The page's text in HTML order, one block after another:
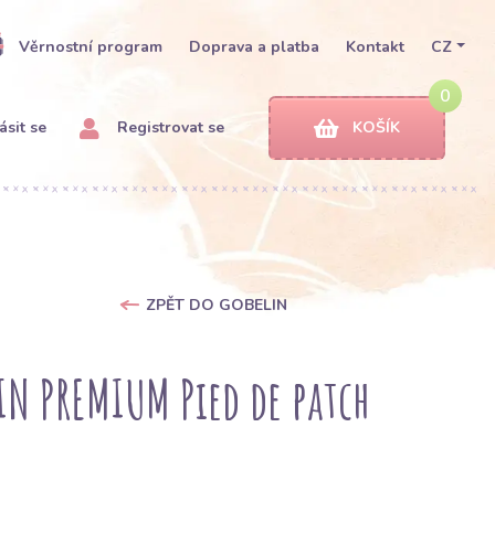
Věrnostní program Doprava a platba Kontakt CZ
se Registrovat se
0
KOŠÍK
ZPĚT DO GOBELIN
PREMIUM Pied de patch